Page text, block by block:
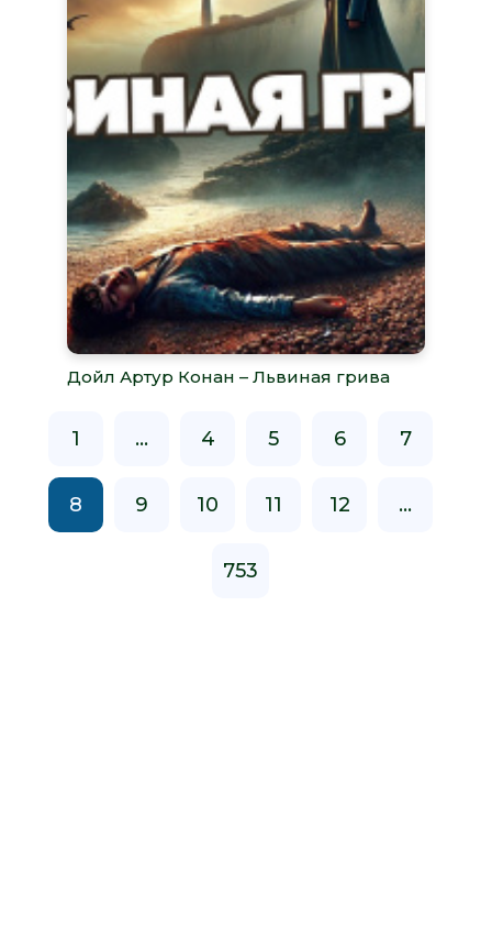
Дойл Артур Конан – Львиная грива
1 ... 4 5 6 7
8 9 10 11 12 ...
753